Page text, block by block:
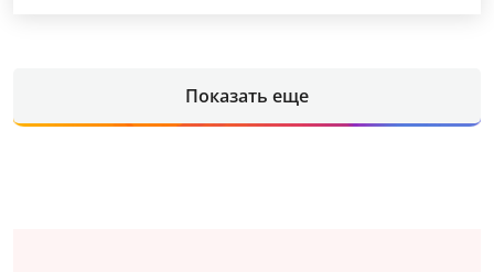
Показать еще